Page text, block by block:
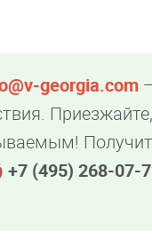
georgia.com
+7 (495) 268-07-